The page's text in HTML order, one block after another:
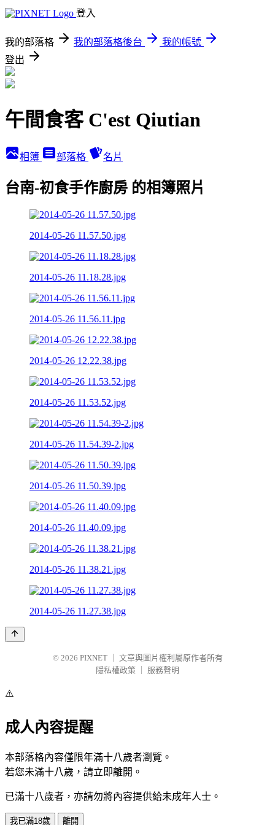
登入
我的部落格 我的部落格後台
我的帳號
登出
午間食客 C'est Qiutian
相簿 部落格 名片
台南-初食手作廚房 的相簿照片
2014-05-26 11.57.50.jpg
2014-05-26 11.18.28.jpg
2014-05-26 11.56.11.jpg
2014-05-26 12.22.38.jpg
2014-05-26 11.53.52.jpg
2014-05-26 11.54.39-2.jpg
2014-05-26 11.50.39.jpg
2014-05-26 11.40.09.jpg
2014-05-26 11.38.21.jpg
2014-05-26 11.27.38.jpg
© 2026 PIXNET
文章與圖片權利屬原作者所有
隱私權政策
服務聲明
⚠️
成人內容提醒
本部落格內容僅限年滿十八歲者瀏覽。
若您未滿十八歲，請立即離開。
已滿十八歲者，亦請勿將內容提供給未成年人士。
我已滿18歲 離開